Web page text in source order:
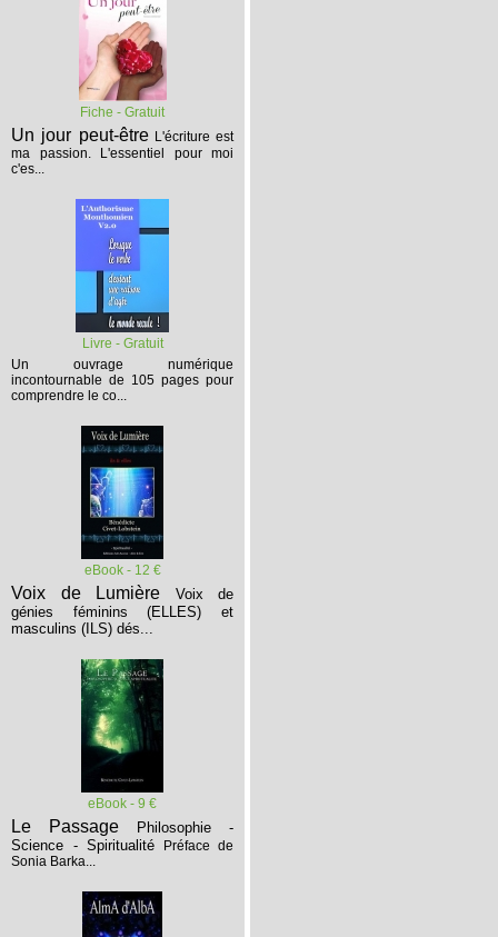
Fiche - Gratuit
Un jour peut-être L'écriture est
ma passion. L'essentiel pour moi
c'es...
Livre - Gratuit
Un ouvrage numérique
incontournable de 105 pages pour
comprendre le co...
eBook - 12 €
Voix de Lumière
Voix de
génies féminins (ELLES) et
masculins (ILS) dés...
eBook - 9 €
Le Passage
Philosophie -
Science - Spiritualité
Préface de
Sonia Barka...